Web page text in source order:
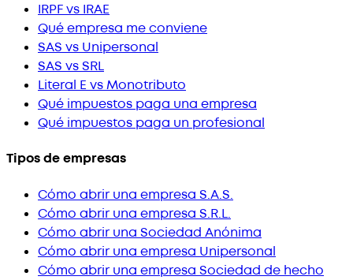
IRPF vs IRAE
Qué empresa me conviene
SAS vs Unipersonal
SAS vs SRL
Literal E vs Monotributo
Qué impuestos paga una empresa
Qué impuestos paga un profesional
Tipos de empresas
Cómo abrir una empresa S.A.S.
Cómo abrir una empresa S.R.L.
Cómo abrir una Sociedad Anónima
Cómo abrir una empresa Unipersonal
Cómo abrir una empresa Sociedad de hecho